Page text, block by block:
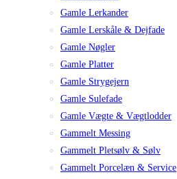
Gamle Lerkander
Gamle Lerskåle & Dejfade
Gamle Nøgler
Gamle Platter
Gamle Strygejern
Gamle Sulefade
Gamle Vægte & Vægtlodder
Gammelt Messing
Gammelt Pletsølv & Sølv
Gammelt Porcelæn & Service